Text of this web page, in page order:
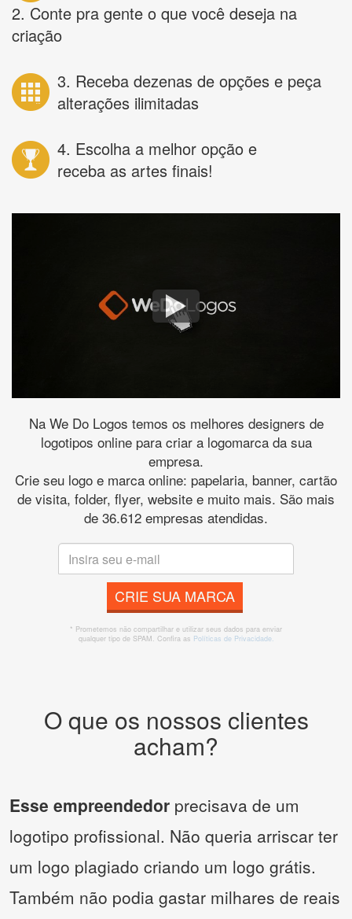
2. Conte pra gente o que você deseja na
criação
3. Receba dezenas de opções e peça
alterações ilimitadas
4. Escolha a melhor opção e
receba as artes finais!
Na We Do Logos temos os melhores designers de
logotipos online para criar a logomarca da sua
empresa.
Crie seu logo e marca online: papelaria, banner, cartão
de visita, folder, flyer, website e muito mais. São mais
de 36.612 empresas atendidas.
CRIE SUA MARCA
* Prometemos não compartilhar e utilizar seus dados para enviar
qualquer tipo de SPAM. Confira as Políticas de Privacidade.
O que os nossos clientes
acham?
Esse empreendedor precisava de um
logotipo profissional. Não queria arriscar ter
um logo plagiado criando um logo grátis.
Também não podia gastar milhares de reais